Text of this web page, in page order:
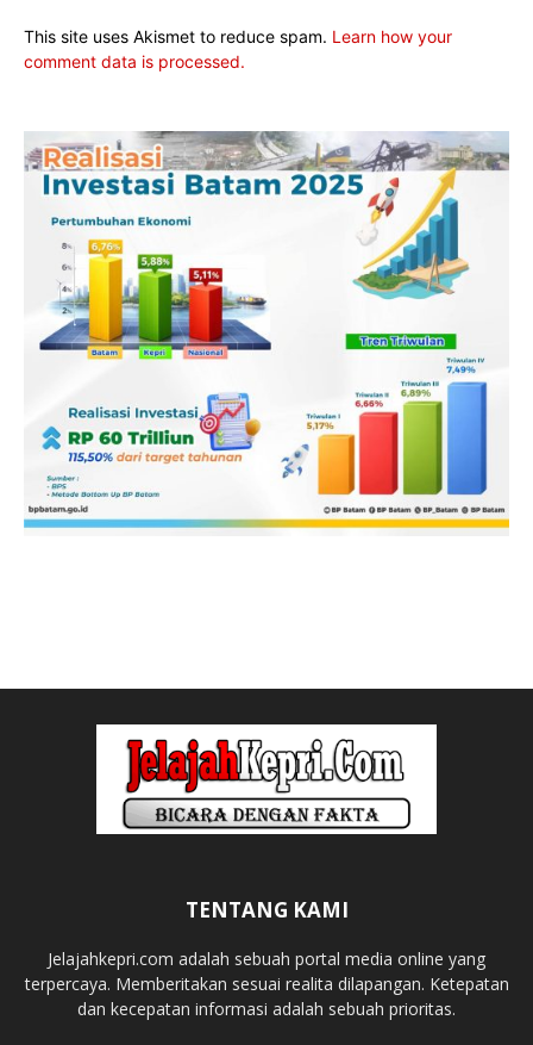
This site uses Akismet to reduce spam. Learn how your
comment data is processed.
TENTANG KAMI
Jelajahkepri.com adalah sebuah portal media online yang
terpercaya. Memberitakan sesuai realita dilapangan. Ketepatan
dan kecepatan informasi adalah sebuah prioritas.